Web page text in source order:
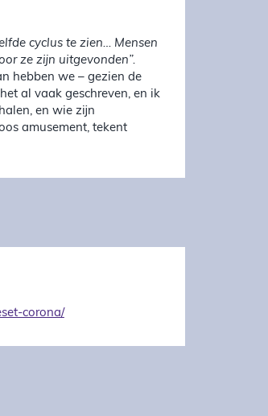
cyclus te zien… Mensen
ze zijn uitgevonden”.
hebben we – gezien de
al vaak geschreven, en ik
en wie zijn
amusement, tekent
corona/